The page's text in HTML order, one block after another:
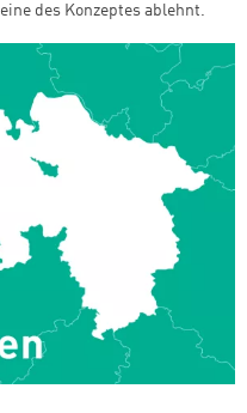
des Konzeptes ablehnt.